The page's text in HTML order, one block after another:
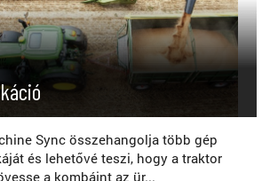
Sync összehangolja több gép
és lehetővé teszi, hogy a traktor
a kombájnt az ür...